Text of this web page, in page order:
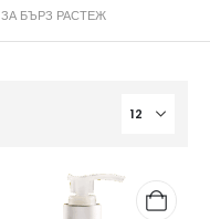
ЗА БЪРЗ РАСТЕЖ